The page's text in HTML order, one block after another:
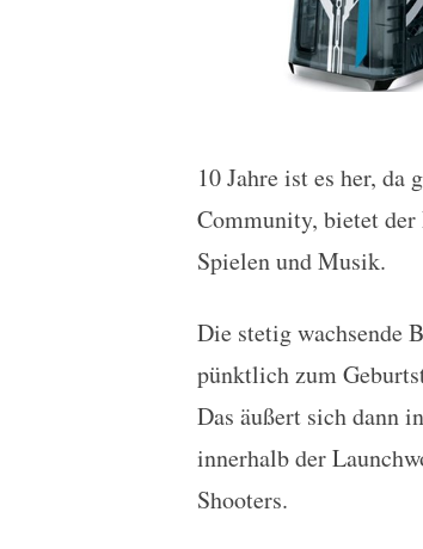
Xbox Live
10 Jahre ist es her,
Community, bietet
Spielen und Musik.
Die stetig wachsende
pünktlich zum
Das äußert sich dann
innerhalb der
Shooters.